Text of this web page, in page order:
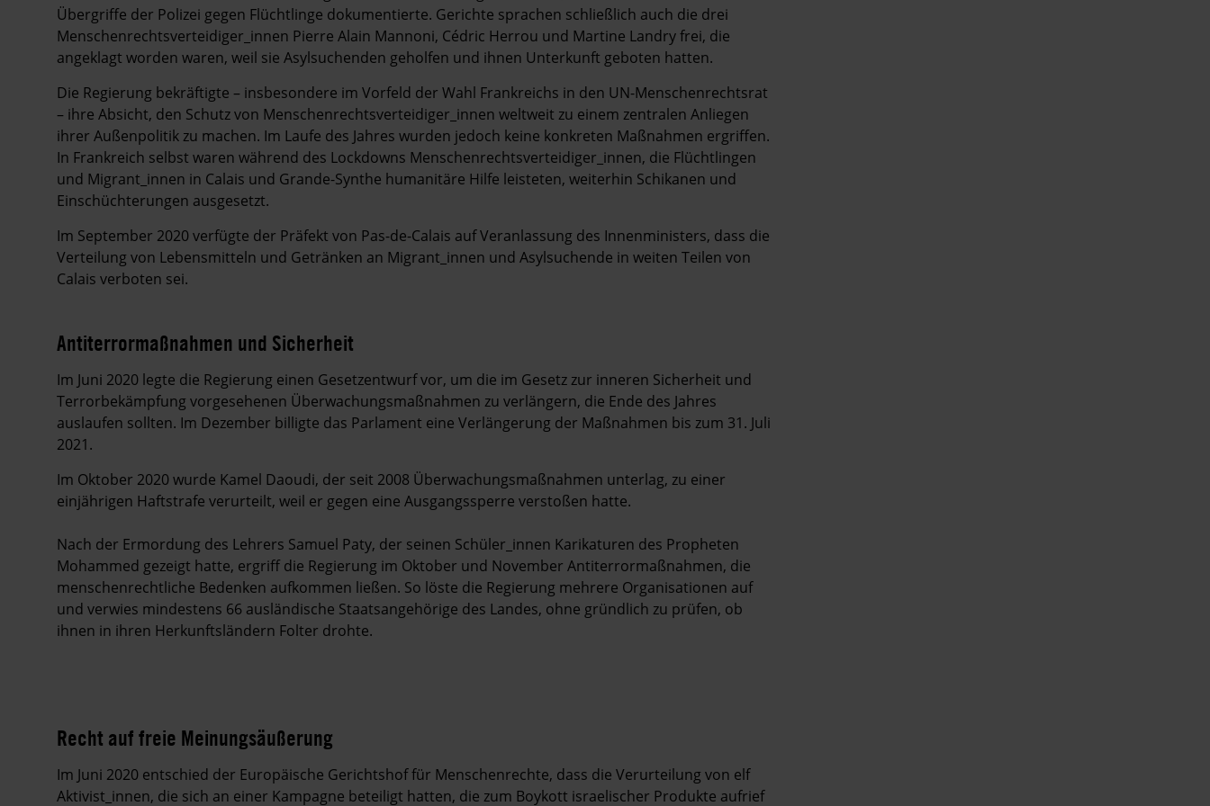
Übergriffe der Polizei gegen Flüchtlinge dokumentierte. Gerichte sprachen schließlich auch die drei
Menschenrechtsverteidiger_innen Pierre Alain Mannoni, Cédric Herrou und Martine Landry frei, die
angeklagt worden waren, weil sie Asylsuchenden geholfen und ihnen Unterkunft geboten hatten.
Die Regierung bekräftigte – insbesondere im Vorfeld der Wahl Frankreichs in den UN-Menschenrechtsrat
– ihre Absicht, den Schutz von Menschenrechtsverteidiger_innen weltweit zu einem zentralen Anliegen
ihrer Außenpolitik zu machen. Im Laufe des Jahres wurden jedoch keine konkreten Maßnahmen ergriffen.
In Frankreich selbst waren während des Lockdowns Menschenrechtsverteidiger_innen, die Flüchtlingen
und Migrant_innen in Calais und Grande-Synthe humanitäre Hilfe leisteten, weiterhin Schikanen und
Einschüchterungen ausgesetzt.
Im September 2020 verfügte der Präfekt von Pas-de-Calais auf Veranlassung des Innenministers, dass die
Verteilung von Lebensmitteln und Getränken an Migrant_innen und Asylsuchende in weiten Teilen von
Calais verboten sei.
Antiterrormaßnahmen und Sicherheit
Im Juni 2020 legte die Regierung einen Gesetzentwurf vor, um die im Gesetz zur inneren Sicherheit und
Terrorbekämpfung vorgesehenen Überwachungsmaßnahmen zu verlängern, die Ende des Jahres
auslaufen sollten. Im Dezember billigte das Parlament eine Verlängerung der Maßnahmen bis zum 31. Juli
2021.
Im Oktober 2020 wurde Kamel Daoudi, der seit 2008 Überwachungsmaßnahmen unterlag, zu einer
einjährigen Haftstrafe verurteilt, weil er gegen eine Ausgangssperre verstoßen hatte.
Nach der Ermordung des Lehrers Samuel Paty, der seinen Schüler_innen Karikaturen des Propheten
Mohammed gezeigt hatte, ergriff die Regierung im Oktober und November Antiterrormaßnahmen, die
menschenrechtliche Bedenken aufkommen ließen. So löste die Regierung mehrere Organisationen auf
und verwies mindestens 66 ausländische Staatsangehörige des Landes, ohne gründlich zu prüfen, ob
ihnen in ihren Herkunftsländern Folter drohte.
Recht auf freie Meinungsäußerung
Im Juni 2020 entschied der Europäische Gerichtshof für Menschenrechte, dass die Verurteilung von elf
Aktivist_innen, die sich an einer Kampagne beteiligt hatten, die zum Boykott israelischer Produkte aufrief